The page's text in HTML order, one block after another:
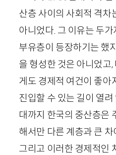
산층 사이의 사회적 격차
아니었다. 그 이유는 두가
부유층이 등장하기는 했
을 형성한 것은 아니었고
게도 경제적 여건이 좋아
진입할 수 있는 길이 열려
대까지 한국의 중산층은
해서만 다른 계층과 큰
그리고 이러한 경제적인